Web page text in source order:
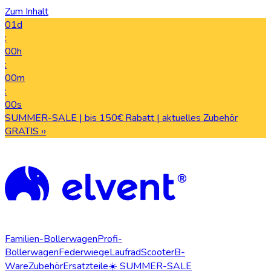
Zum Inhalt
01d
:
00h
:
00m
:
00s
SUMMER-SALE | bis 150€ Rabatt | aktuelles Zubehör
GRATIS ››
Familien-BollerwagenProfi-
BollerwagenFederwiegeLaufradScooterB-
WareZubehörErsatzteile☀️ SUMMER-SALE